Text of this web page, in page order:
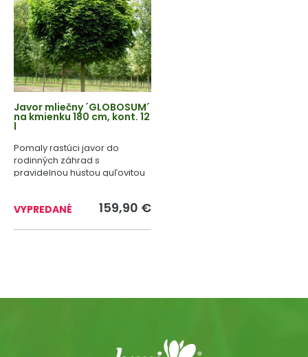
Javor mliečny ´GLOBOSUM´
na kmienku 180 cm, kont. 12
l
Pomaly rastúci javor do
rodinných záhrad s
pravidelnou hustou guľovitou
VYPREDANÉ 159,90 €